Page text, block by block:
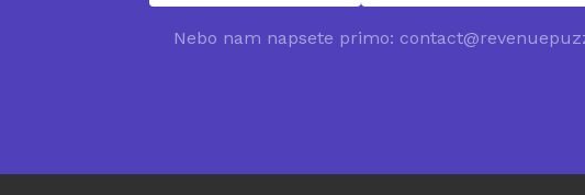
Nebo nam napsete primo: